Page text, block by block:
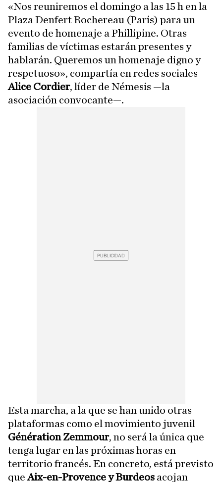
«Nos reuniremos el domingo a las 15 h en la
Plaza Denfert Rochereau (París) para un
evento de homenaje a Phillipine. Otras
familias de víctimas estarán presentes y
hablarán. Queremos un homenaje digno y
respetuoso», compartía en redes sociales
Alice Cordier, líder de Némesis —la
asociación convocante—.
Esta marcha, a la que se han unido otras
plataformas como el movimiento juvenil
Génération Zemmour, no será la única que
tenga lugar en las próximas horas en
territorio francés. En concreto, está previsto
queAix-en-Provence y Burdeos acojan